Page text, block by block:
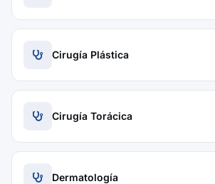
Cirugía Plástica
Cirugía Torácica
Dermatología